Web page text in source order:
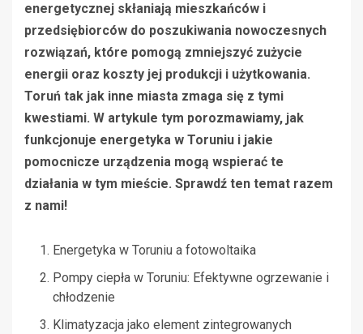
energetycznej skłaniają mieszkańców i
przedsiębiorców do poszukiwania nowoczesnych
rozwiązań, które pomogą zmniejszyć zużycie
energii oraz koszty jej produkcji i użytkowania.
Toruń tak jak inne miasta zmaga się z tymi
kwestiami. W artykule tym porozmawiamy, jak
funkcjonuje energetyka w Toruniu i jakie
pomocnicze urządzenia mogą wspierać te
działania w tym mieście. Sprawdź ten temat razem
z nami!
Energetyka w Toruniu a fotowoltaika
Pompy ciepła w Toruniu: Efektywne ogrzewanie i
chłodzenie
Klimatyzacja jako element zintegrowanych